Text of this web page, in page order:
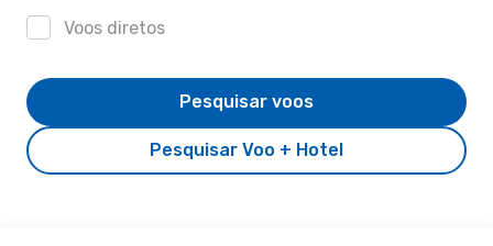
Voos diretos
Pesquisar Voo + Hotel
Pesquisar voos